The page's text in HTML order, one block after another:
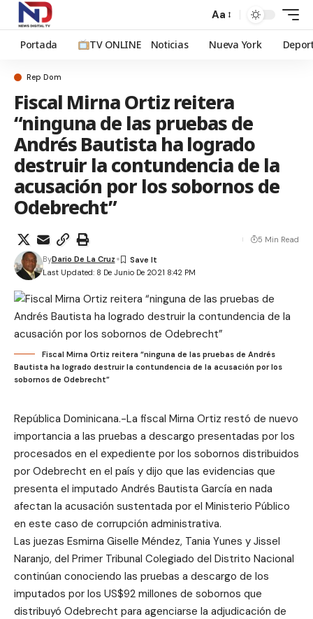
Aa
Portada TV ONLINE Noticias Nueva York
Rep Dom
Fiscal Mirna Ortiz reitera
“ninguna de las pruebas de
Andrés Bautista ha logrado
destruir la contundencia de la
acusación por los sobornos de
Odebrecht”
Last Updated: 8 De Junio De 2021 8:42 PM
ByDario De La Cruz
5 Min Read
Fiscal Mirna Ortiz reitera “ninguna de las pruebas de Andrés
Bautista ha logrado destruir la contundencia de la acusación por los
sobornos de Odebrecht”
República Dominicana.-La fiscal Mirna Ortiz restó de nuevo
importancia a las pruebas a descargo presentadas por los
procesados en el expediente por los sobornos distribuidos
por Odebrecht en el país y dijo que las evidencias que
presenta el imputado Andrés Bautista García en nada
afectan la acusación sustentada por el Ministerio Público
en este caso de corrupción administrativa.
Las juezas Esmirna Giselle Méndez, Tania Yunes y Jissel
Naranjo, del Primer Tribunal Colegiado del Distrito Nacional
continúan conociendo las pruebas a descargo de los
imputados por los US$92 millones de sobornos que
distribuyó Odebrecht para agenciarse la adjudicación de